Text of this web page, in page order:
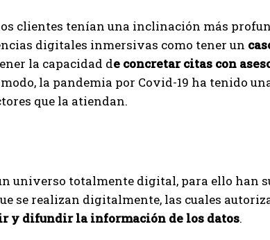
clientes tenían una inclinación más
digitales inmersivas como tener un
la capacidad de concretar citas con
la pandemia por Covid-19 ha tenido
que la atiendan.
universo totalmente digital, para ello han
se realizan digitalmente, las cuales
y difundir la información de los datos.